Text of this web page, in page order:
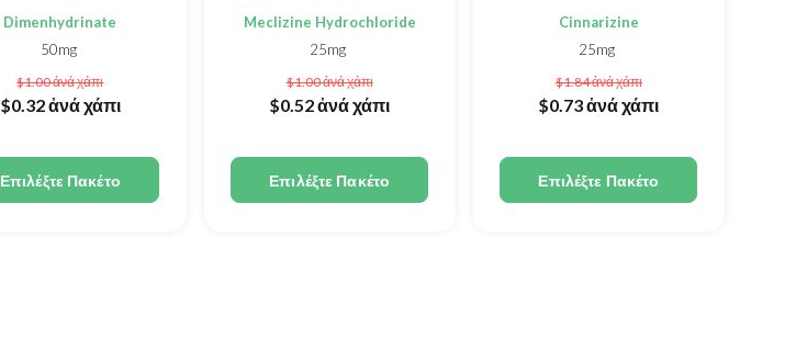
Dimenhydrinate
50mg
$1.00ἀνά χάπι
$0.32ἀνά χάπι
Επιλέξτε Πακέτο
Meclizine Hydrochloride
25mg
$1.00ἀνά χάπι
$0.52ἀνά χάπι
Επιλέξτε Πακέτο
Cinnarizine
25mg
$1.84ἀνά χάπι
$0.73ἀνά χάπι
Επιλέξτε Πακέτο